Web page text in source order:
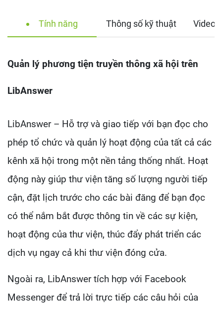
Tính năng Thông số kỹ thuật Video
Quản lý phương tiện truyền thông xã hội trên
LibAnswer
LibAnswer – Hỗ trợ và giao tiếp với bạn đọc cho
phép tổ chức và quản lý hoạt động của tất cả các
kênh xã hội trong một nền tảng thống nhất. Hoạt
động này giúp thư viện tăng số lượng người tiếp
cận, đặt lịch trước cho các bài đăng để bạn đọc
có thể nắm bắt được thông tin về các sự kiện,
hoạt động của thư viện, thúc đẩy phát triển các
dịch vụ ngay cả khi thư viện đóng cửa.
Ngoài ra, LibAnswer tích hợp với Facebook
Messenger để trả lời trực tiếp các câu hỏi của